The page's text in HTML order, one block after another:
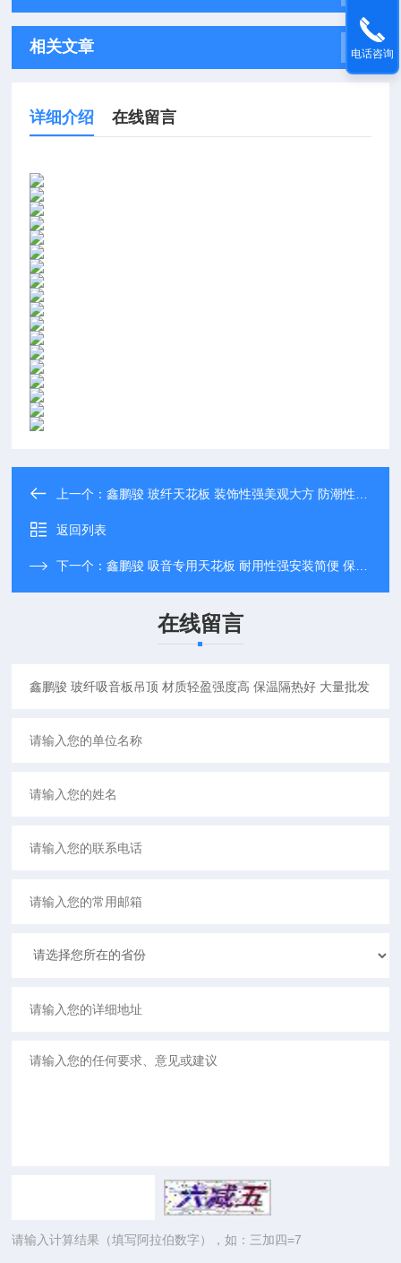
相关文章
详细介绍 在线留言
上一个：鑫鹏骏 玻纤天花板 装饰性强美观大方 防潮性能佳 大量供应
返回列表
下一个：鑫鹏骏 吸音专用天花板 耐用性强安装简便 保温隔热好 厂家定制
在线留言
请输入计算结果（填写阿拉伯数字），如：三加四=7
电话咨询